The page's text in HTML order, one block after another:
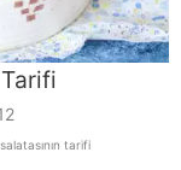
tarifi